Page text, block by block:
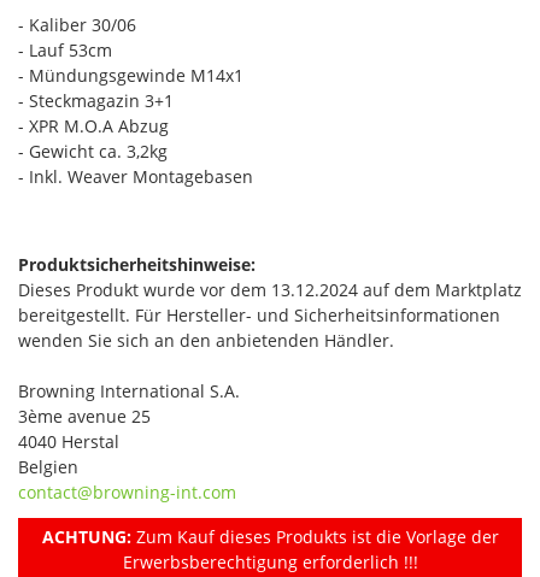
- Kaliber 30/06
- Lauf 53cm
- Mündungsgewinde M14x1
- Steckmagazin 3+1
- XPR M.O.A Abzug
- Gewicht ca. 3,2kg
- Inkl. Weaver Montagebasen
Produktsicherheitshinweise:
Dieses Produkt wurde vor dem 13.12.2024 auf dem Marktplatz
bereitgestellt. Für Hersteller- und Sicherheitsinformationen
wenden Sie sich an den anbietenden Händler.
Browning International S.A.
3ème avenue 25
4040 Herstal
Belgien
contact@browning-int.com
ACHTUNG:Zum Kauf dieses Produkts ist die Vorlage der
Erwerbsberechtigung erforderlich !!!